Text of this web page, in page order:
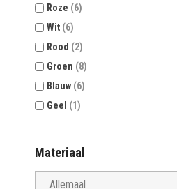
Roze (6)
Wit (6)
Rood (2)
Groen (8)
Blauw (6)
Geel (1)
Materiaal